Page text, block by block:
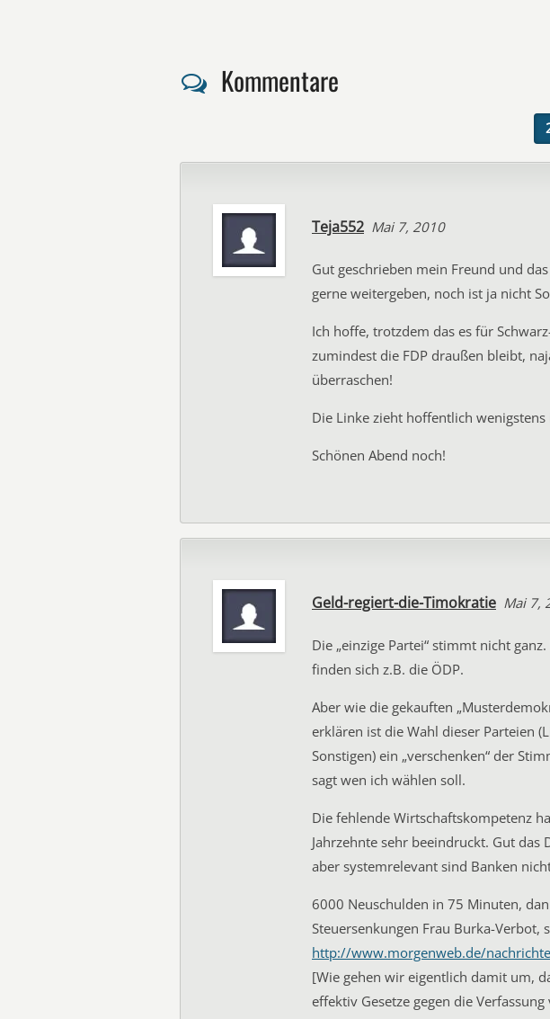
Kommentare
Teja552 Mai 7, 2010
Gut geschrieben mein Freund und
gerne weitergeben, noch ist ja nicht
Ich hoffe, trotzdem das es für
zumindest die FDP draußen bleibt,
überraschen!
Die Linke zieht hoffentlich wenigstens
Schönen Abend noch!
Geld-regiert-die-Timokratie Mai 7,
Die „einzige Partei“ stimmt nicht
finden sich z.B. die ÖDP.
Aber wie die gekauften
erklären ist die Wahl dieser Parteien
Sonstigen) ein „verschenken“ der
sagt wen ich wählen soll.
Die fehlende Wirtschaftskompetenz
Jahrzehnte sehr beeindruckt. Gut das
aber systemrelevant sind Banken
6000 Neuschulden in 75 Minuten,
Steuersenkungen Frau Burka-Verbot,
http://www.morgenweb.de/
[Wie gehen wir eigentlich damit um,
effektiv Gesetze gegen die